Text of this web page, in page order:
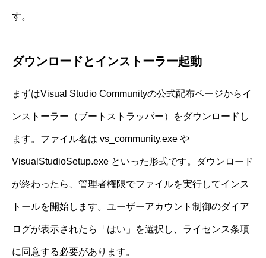
す。
ダウンロードとインストーラー起動
まずはVisual Studio Communityの公式配布ページからイ
ンストーラー（ブートストラッパー）をダウンロードし
ます。ファイル名は vs_community.exe や
VisualStudioSetup.exe といった形式です。ダウンロード
が終わったら、管理者権限でファイルを実行してインス
トールを開始します。ユーザーアカウント制御のダイア
ログが表示されたら「はい」を選択し、ライセンス条項
に同意する必要があります。